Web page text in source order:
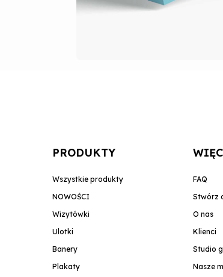
PRODUKTY
Wszystkie produkty
NOWOŚCI
Wizytówki
Ulotki
Banery
Plakaty
FAQ
Stwórz
O nas
Klienci
Studio
Nasze